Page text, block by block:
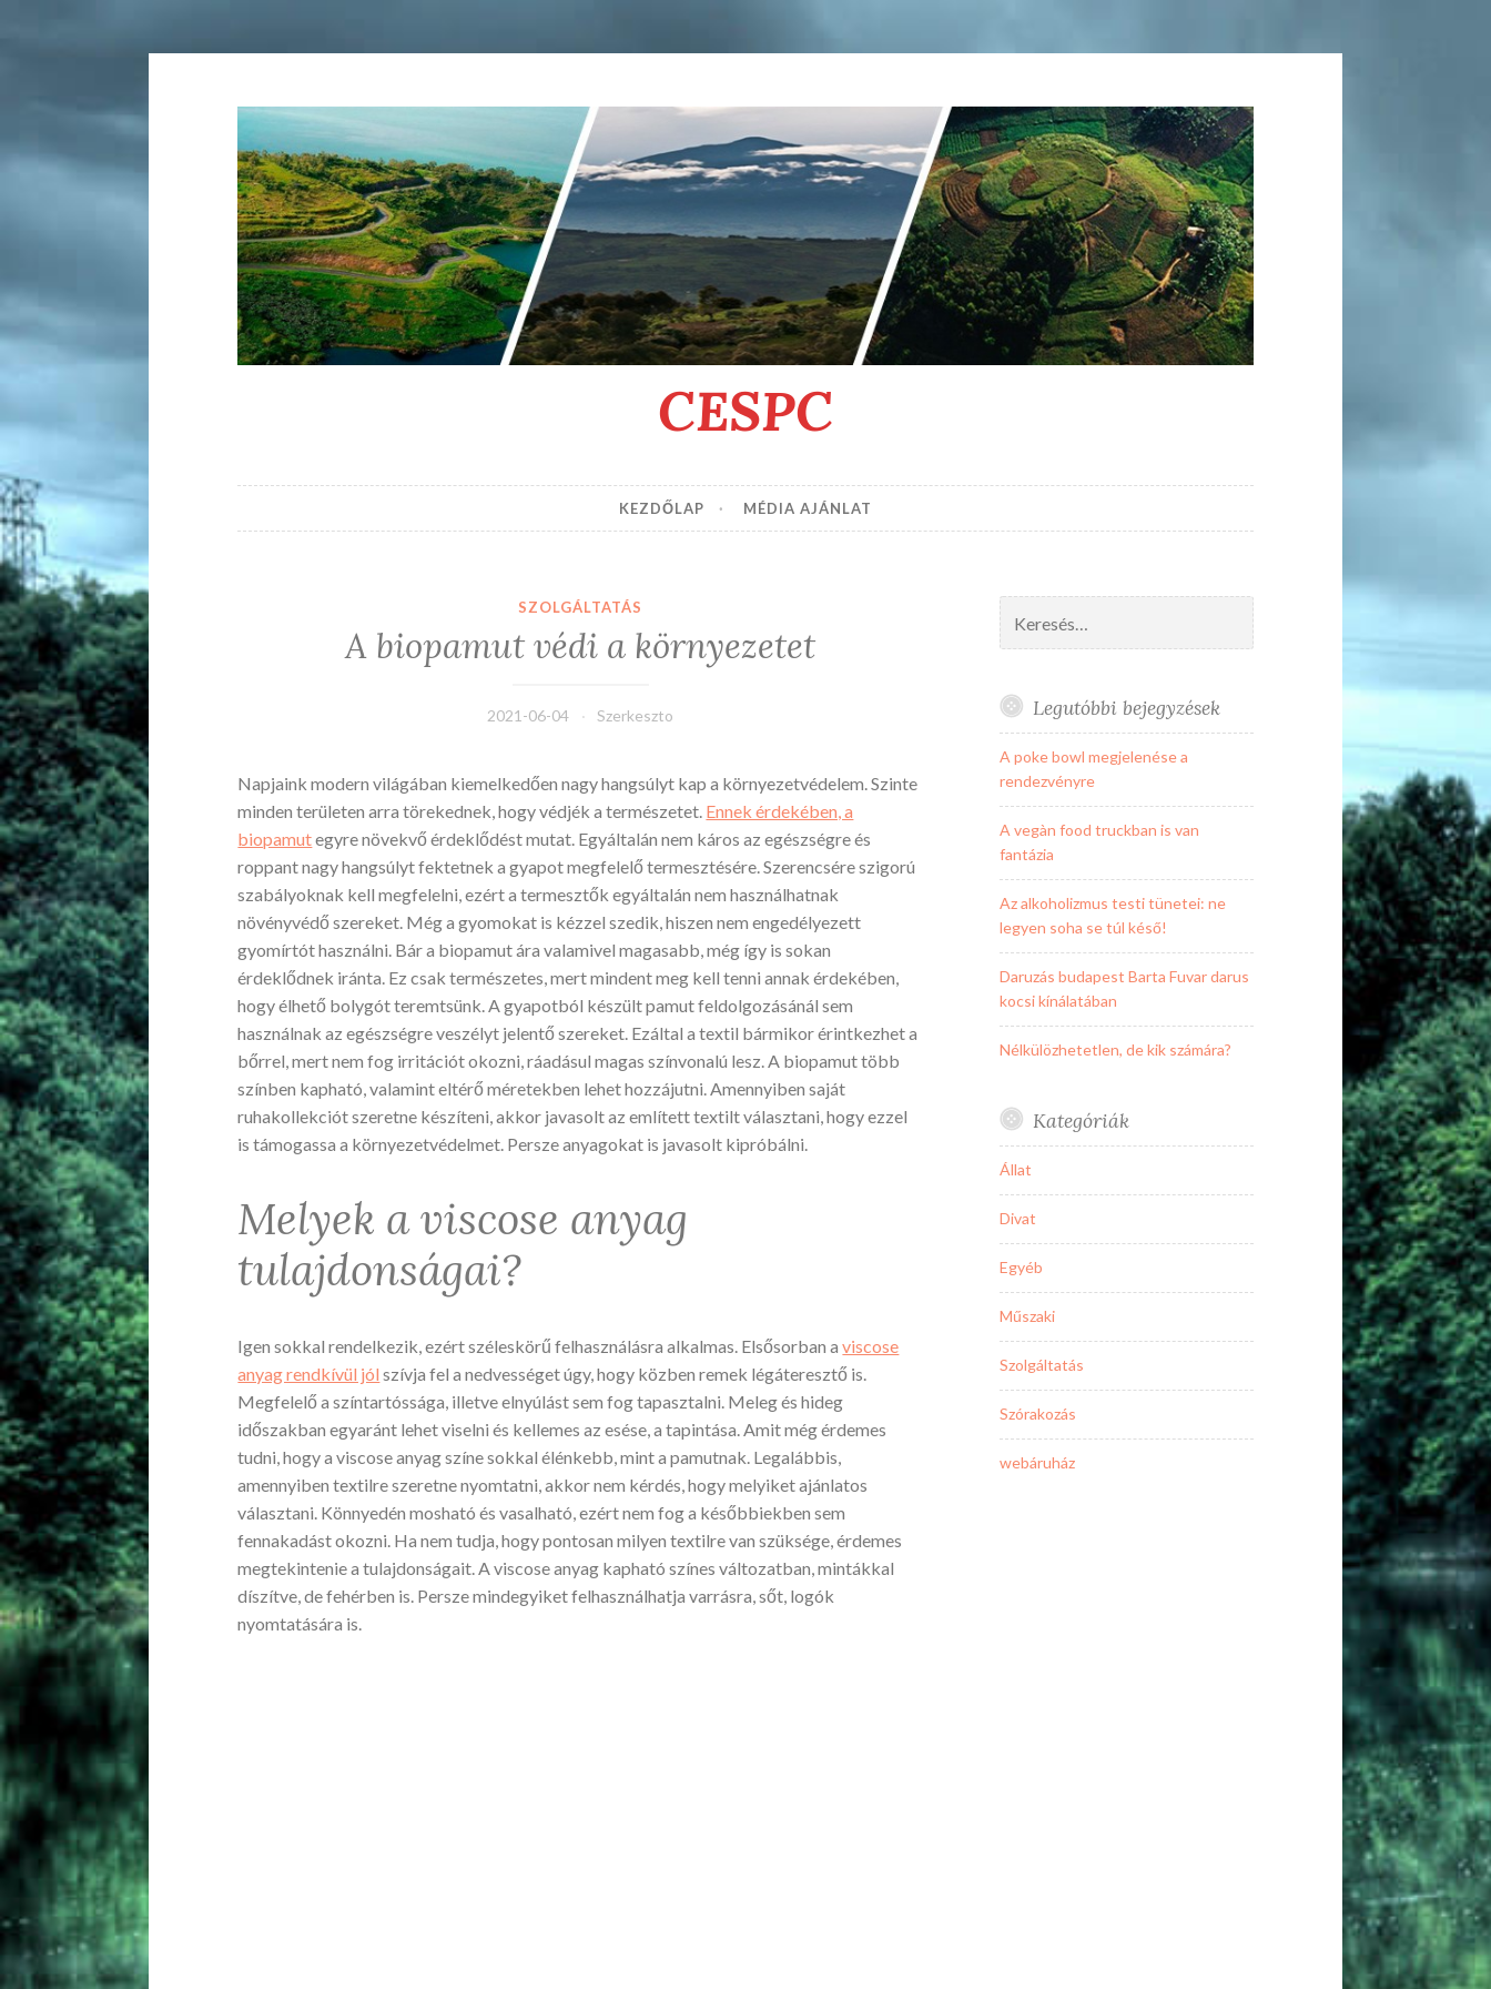
Tartalomhoz
CESPC
KEZDŐLAP MÉDIA AJÁNLAT
SZOLGÁLTATÁS
A biopamut védi a környezetet
2021-06-04 Szerkeszto
Napjaink modern világában kiemelkedően nagy hangsúlyt kap a környezetvédelem. Szinte
minden területen arra törekednek, hogy védjék a természetet. Ennek érdekében, a
biopamutegyre növekvő érdeklődést mutat. Egyáltalán nem káros az egészségre és
roppant nagy hangsúlyt fektetnek a gyapot megfelelő termesztésére. Szerencsére szigorú
szabályoknak kell megfelelni, ezért a termesztők egyáltalán nem használhatnak
növényvédő szereket. Még a gyomokat is kézzel szedik, hiszen nem engedélyezett
gyomírtót használni. Bár a biopamut ára valamivel magasabb, még így is sokan
érdeklődnek iránta. Ez csak természetes, mert mindent meg kell tenni annak érdekében,
hogy élhető bolygót teremtsünk. A gyapotból készült pamut feldolgozásánál sem
használnak az egészségre veszélyt jelentő szereket. Ezáltal a textil bármikor érintkezhet a
bőrrel, mert nem fog irritációt okozni, ráadásul magas színvonalú lesz. A biopamut több
színben kapható, valamint eltérő méretekben lehet hozzájutni. Amennyiben saját
ruhakollekciót szeretne készíteni, akkor javasolt az említett textilt választani, hogy ezzel
is támogassa a környezetvédelmet. Persze anyagokat is javasolt kipróbálni.
Melyek a viscose anyag
tulajdonságai?
Igen sokkal rendelkezik, ezért széleskörű felhasználásra alkalmas. Elsősorban aviscose
anyag rendkívül jól szívja fel a nedvességet úgy, hogy közben remek légáteresztő is.
Megfelelő a színtartóssága, illetve elnyúlást sem fog tapasztalni. Meleg és hideg
időszakban egyaránt lehet viselni és kellemes az esése, a tapintása. Amit még érdemes
tudni, hogy a viscose anyag színe sokkal élénkebb, mint a pamutnak. Legalábbis,
amennyiben textilre szeretne nyomtatni, akkor nem kérdés, hogy melyiket ajánlatos
választani. Könnyedén mosható és vasalható, ezért nem fog a későbbiekben sem
fennakadást okozni. Ha nem tudja, hogy pontosan milyen textilre van szüksége, érdemes
megtekintenie a tulajdonságait. A viscose anyag kapható színes változatban, mintákkal
díszítve, de fehérben is. Persze mindegyiket felhasználhatja varrásra, sőt, logók
nyomtatására is.
Legutóbbi bejegyzések
A poke bowl megjelenése a
rendezvényre
A vegàn food truckban is van
fantázia
Az alkoholizmus testi tünetei: ne
legyen soha se túl késő!
Daruzás budapest Barta Fuvar darus
kocsi kínálatában
Nélkülözhetetlen, de kik számára?
Kategóriák
Állat
Divat
Egyéb
Műszaki
Szolgáltatás
Szórakozás
webáruház